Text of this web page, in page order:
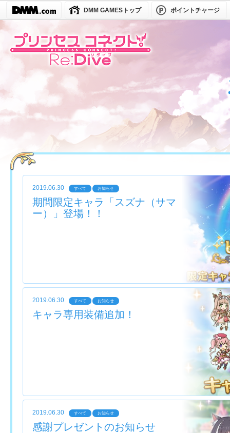
DMM GAMESトップ ポイントチャージ
2019.06.30 すべて お知らせ
期間限定キャラ「スズナ（サマ
ー）」登場！！
2019.06.30 すべて お知らせ
キャラ専用装備追加！
2019.06.30 すべて お知らせ
感謝プレゼントのお知らせ